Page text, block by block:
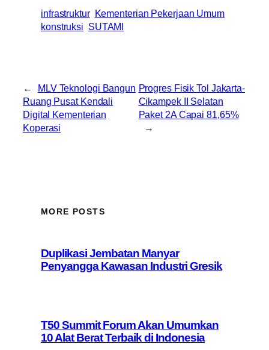
infrastruktur Kementerian Pekerjaan Umum
konstruksi SUTAMI
←
MLV Teknologi Bangun
Ruang Pusat Kendali
Digital Kementerian
Koperasi
Progres Fisik Tol Jakarta-
Cikampek II Selatan
Paket 2A Capai 81,65%
→
MORE POSTS
Duplikasi Jembatan Manyar
Penyangga Kawasan Industri Gresik
T50 Summit Forum Akan Umumkan
10 Alat Berat Terbaik di Indonesia